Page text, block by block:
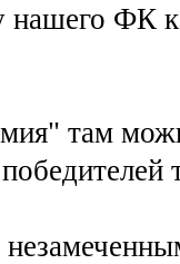
ФК
там